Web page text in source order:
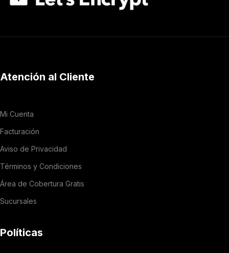
Atención al Cliente
Mi Cuenta
Facturación
Aviso de Privacidad
Términos y Condiciones
Área de Cobertura Gratis
Sucursales
Políticas